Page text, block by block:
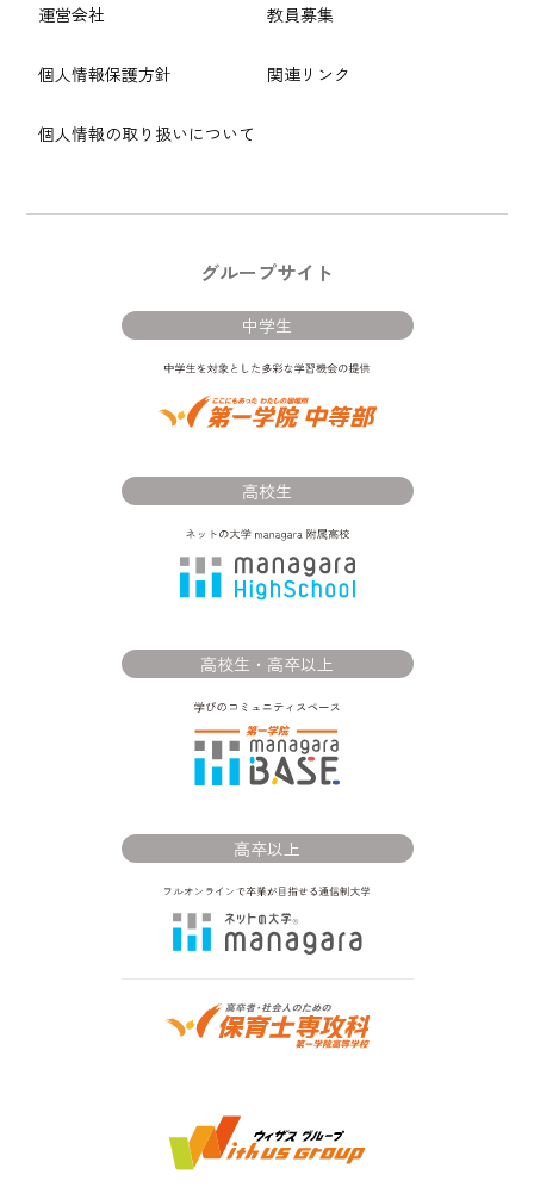
運営会社
個人情報保護方針
個人情報の取り扱いについて
教員募集
関連リンク
グループサイト
中学生
高校生
高校生・高卒以上
高卒以上